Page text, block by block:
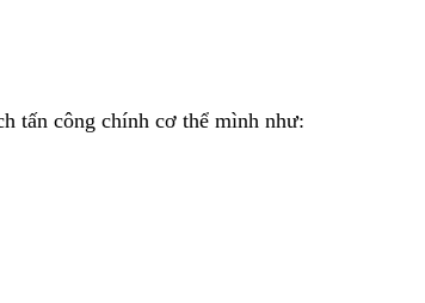
tấn công chính cơ thể mình như: